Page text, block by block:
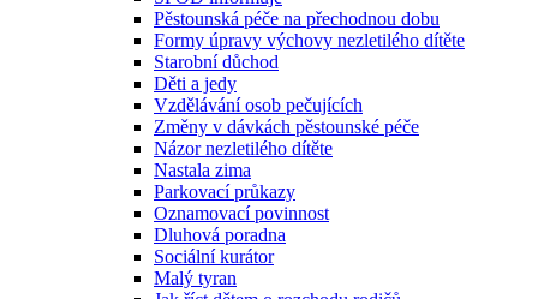
Pěstounská péče na přechodnou dobu
Formy úpravy výchovy nezletilého dítěte
Starobní důchod
Děti a jedy
Vzdělávání osob pečujících
Změny v dávkách pěstounské péče
Názor nezletilého dítěte
Nastala zima
Parkovací průkazy
Oznamovací povinnost
Dluhová poradna
Sociální kurátor
Malý tyran